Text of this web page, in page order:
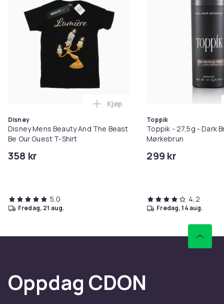
Disney
Disney Mens Beauty And The Beast
Be Our Guest T-Shirt
358 kr
Legg Disney Mens Beauty And
Kjøp
5,0
fredag, 21 aug.
Toppik
Toppik - 27,5g - Dark
Mørkebrun
299 kr
4,2
fredag, 14 aug.
Oppdag CDON